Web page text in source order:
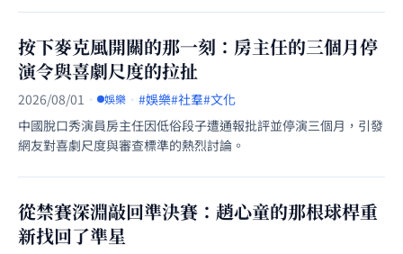
按下麥克風開關的那一刻：房主任的三個月停
演令與喜劇尺度的拉扯
2026/08/01 · 娛樂 · #娛樂#社羣#文化
中國脫口秀演員房主任因低俗段子遭通報批評並停演三個月，引發
網友對喜劇尺度與審查標準的熱烈討論。
從禁賽深淵敲回準決賽：趙心童的那根球桿重
新找回了準星